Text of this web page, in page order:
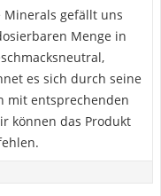
Minerals gefällt uns
Menge in
es sich durch seine
mit entsprechenden
können das Produkt